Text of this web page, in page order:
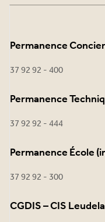
Permanence
37 92 92 - 400
Permanence
37 92 92 - 444
Permanence École
37 92 92 - 300
CGDIS – CIS